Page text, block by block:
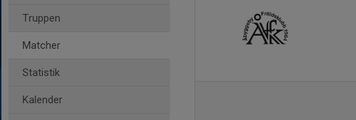
Truppen
Matcher
Statistik
Kalender